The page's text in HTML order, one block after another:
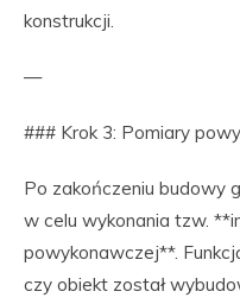
konstrukcji.
—
### Krok 3: Pomiary
Po zakończeniu budowy
w celu wykonania tzw.
powykonawczej**.
czy obiekt został